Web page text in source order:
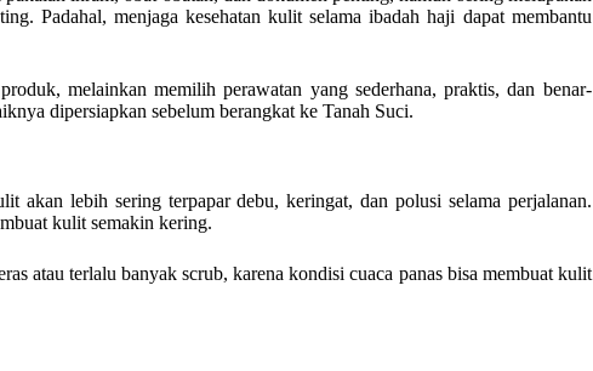
Padahal, menjaga kesehatan kulit selama ibadah haji dapat membantu
melainkan memilih perawatan yang sederhana, praktis, dan benar-
dipersiapkan sebelum berangkat ke Tanah Suci.
akan lebih sering terpapar debu, keringat, dan polusi selama perjalanan.
kulit semakin kering.
atau terlalu banyak scrub, karena kondisi cuaca panas bisa membuat kulit